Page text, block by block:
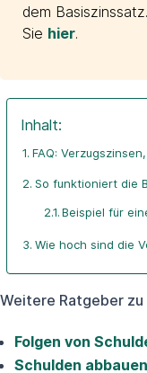
dem
Sie hier.
Inhalt:
FAQ:
So funktioniert die
Beispiel für
Wie hoch sind die
Weitere Ratgeber
Folgen von
Schulden abbauen